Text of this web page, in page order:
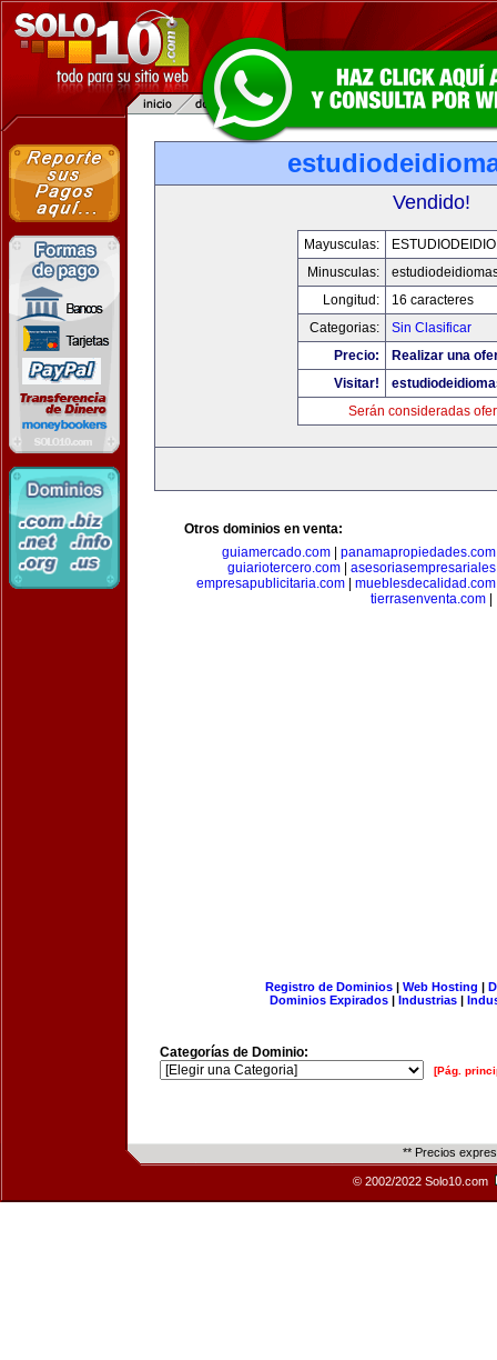
Vendido!
Mayusculas:
Minusculas:
Longitud:
16 caracteres
Categorias:
Sin Clasificar
Precio:
Realizar una
Visitar!
Serán consideradas
Otros dominios en venta:
guiamercado.com| panamapropiedades.com
guiariotercero.com|
empresapublicitaria.com| mueblesdecalidad.com
tierrasenventa.com
Registro de Dominios| Web Hosting |
Dominios Expirados | Industrias |
Categorías de Dominio:
[Pág.
** Precios
© 2002/2022 Solo10.com